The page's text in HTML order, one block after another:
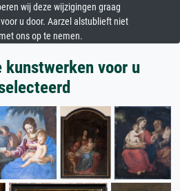
wij deze wijzigingen graag
u door. Aarzel alstublieft niet
ons op te nemen.
kunstwerken voor u